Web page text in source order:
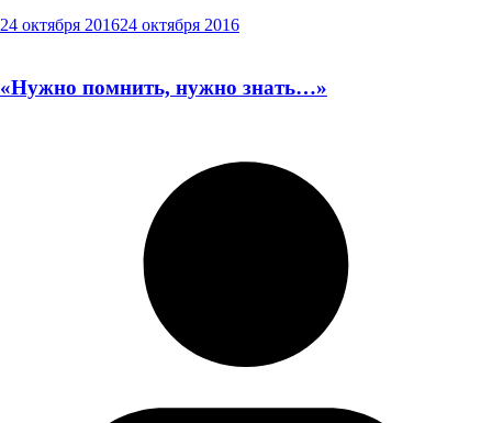
24 октября 201624 октября 2016
«Нужно помнить, нужно знать…»